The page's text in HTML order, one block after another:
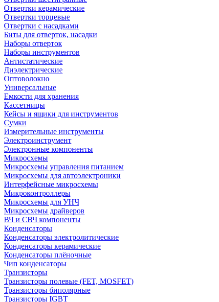
Отвертки керамические
Отвертки торцевые
Отвертки с насадками
Биты для отверток, насадки
Наборы отверток
Наборы инструментов
Антистатические
Диэлектрические
Оптоволокно
Универсальные
Емкости для хранения
Кассетницы
Кейсы и ящики для инструментов
Сумки
Измерительные инструменты
Электроинструмент
Электронные компоненты
Микросхемы
Микросхемы управления питанием
Микросхемы для автоэлектроники
Интерфейсные микросхемы
Микроконтроллеры
Микросхемы для УНЧ
Микросхемы драйверов
ВЧ и СВЧ компоненты
Конденсаторы
Конденсаторы электролитические
Конденсаторы керамические
Конденсаторы плёночные
Чип конденсаторы
Транзисторы
Транзисторы полевые (FET, MOSFET)
Транзисторы биполярные
Транзисторы IGBT